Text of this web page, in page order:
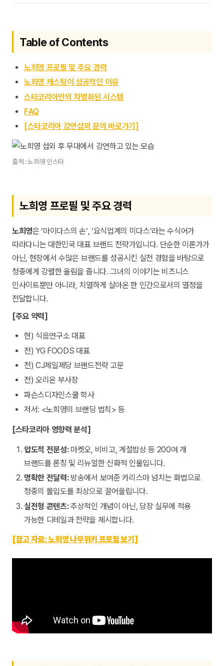
Table of Contents
노희영 프로필 및 주요 경력
노희영 캐스팅이 성공적인 이유
스타코리아만의 차별화된 시스템
FAQ
[스타코리아 강연섭외 문의 바로가기]
출처 : 노희영 인스타
노희영 프로필 및 주요 경력
노희영은 ‘마이다스의 손’, ‘요식업계의 미다스’라는 수식어가
따라다니는 대한민국 대표 브랜드 전략가입니다. 단순한 이론가가
아닌, 현장에서 수많은 브랜드를 성공시킨 실전 경험을 바탕으로
청중에게 강렬한 울림을 줍니다. 그녀의 이야기는 비즈니스
인사이트뿐만 아니라, 치열하게 살아온 한 인간으로서의 열정을
전달합니다.
[주요 약력]
현) 식음연구소 대표
전) YG FOODS 대표
전) CJ제일제당 브랜드전략 고문
전) 오리온 부사장
파슨스디자인스쿨 학사
저서: <노희영의 브랜딩 법칙> 등
[스타코리아 영향력 분석]
압도적 전문성:마켓오, 비비고, 계절밥상 등 200여 개
브랜드를 론칭 및 리뉴얼한 신화적 인물입니다.
명확한 전달력:방송에서 보여준 카리스마 넘치는 화법으로
청중의 몰입도를 최상으로 끌어올립니다.
실전형 콘텐츠:추상적인 개념이 아닌, 당장 실무에 적용
가능한 디테일과 전략을 제시합니다.
[참고 자료: 노희영 나무위키 프로필 보기]